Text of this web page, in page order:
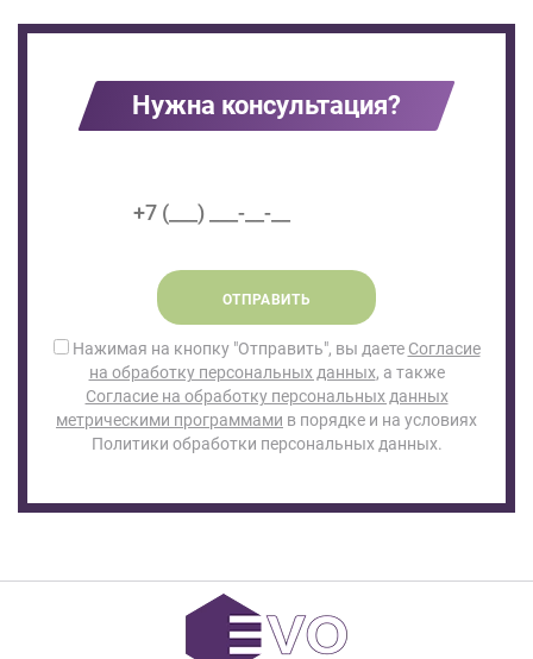
Нужна консультация?
ОТПРАВИТЬ
Нажимая на кнопку "Отправить", вы даете Согласие
на обработку персональных данных, а также
Согласие на обработку персональных данных
метрическими программами в порядке и на условиях
Политики обработки персональных данных.